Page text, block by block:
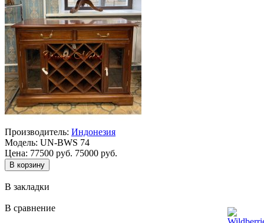
Производитель: Индонезия
Модель: UN-BWS 74
Цена: 77500 руб. 75000 руб.
В закладки
В сравнение